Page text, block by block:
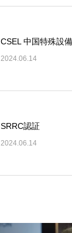
CSEL 中国特殊設
2024.06.14
SRRC認証
2024.06.14